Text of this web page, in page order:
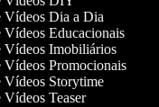
Vídeos Dia a Dia
Vídeos Educacionais
Vídeos Imobiliários
Vídeos Promocionais
Vídeos Storytime
Vídeos Teaser